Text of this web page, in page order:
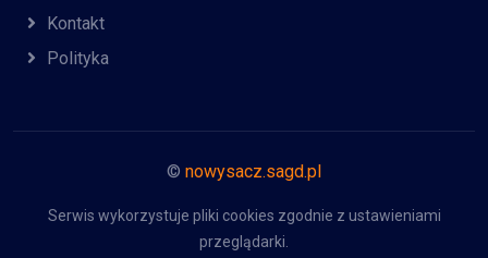
Kontakt
Polityka
© nowysacz.sagd.pl
Serwis wykorzystuje pliki cookies zgodnie z ustawieniami
przeglądarki.